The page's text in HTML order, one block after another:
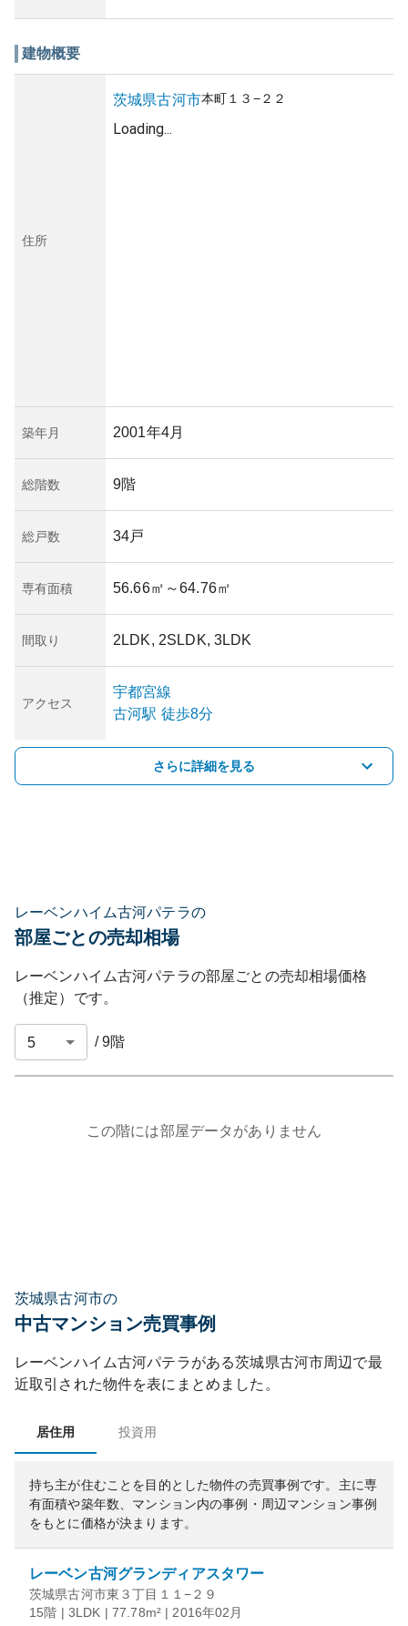
建物概要
住所
茨城県古河市本町１３−２２
Loading...
築年月 2001年4月
総階数 9階
総戸数 34戸
専有面積 56.66㎡ ～64.76㎡
間取り 2LDK, 2SLDK, 3LDK
アクセス
宇都宮線
古河駅 徒歩8分
さらに詳細を見る
レーベンハイム古河パテラの
部屋ごとの売却相場
レーベンハイム古河パテラの部屋ごとの売却相場価格
（推定）です。
/9階
この階には部屋データがありません
茨城県古河市の
中古マンション売買事例
レーベンハイム古河パテラがある茨城県古河市周辺で最
近取引された物件を表にまとめました。
居住用 投資用
持ち主が住むことを目的とした物件の売買事例です。 主に専
有面積や築年数、マンション内の事例・周辺マンション事例
をもとに価格が決まります。
レーベン古河グランディアスタワー
茨城県古河市東３丁目１１−２９
15階 | 3LDK | 77.78m² | 2016年02月